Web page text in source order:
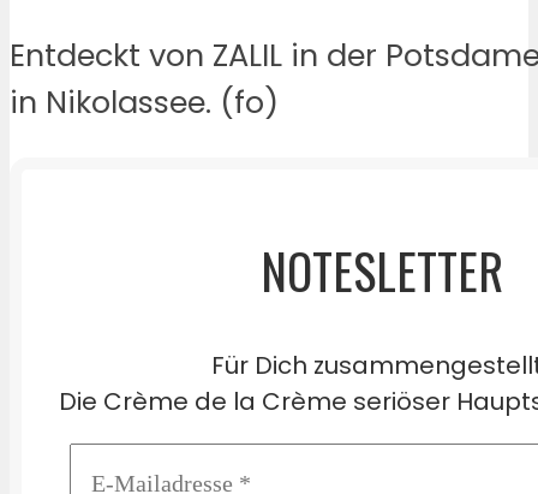
Entdeckt von ZALIL in der
in Nikolassee. (fo)
NOTESLETTER
Für Dich
Die Crème de la Crème seriöser